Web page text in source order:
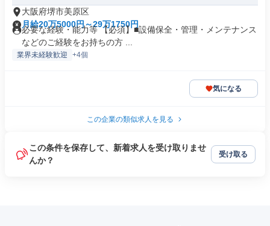
大阪府堺市美原区
月給20万5000円～29万1750円
必要な経験・能力等 【必須】■設備保全・管理・メンテナンス
などのご経験をお持ちの方 ...
業界未経験歓迎 +4個
気になる
この企業の類似求人を見る
この条件を保存して、新着求人を受け取りませ
んか？
受け取る